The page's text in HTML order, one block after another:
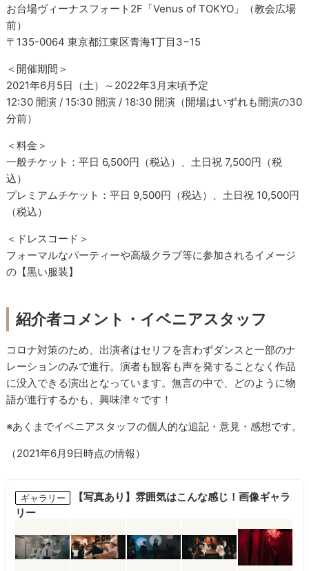
お台場ヴィーナスフォート2F「Venus of TOKYO」（教会広場
前）
〒135-0064 東京都江東区青海1丁目3−15
＜開催期間＞
2021年6月5日（土）～2022年3月末頃予定
12:30 開演 / 15:30 開演 / 18:30 開演（開場はいずれも開演の30
分前）
＜料金＞
一般チケット：平日 6,500円（税込）、土日祝 7,500円（税
込）
プレミアムチケット：平日 9,500円（税込）、土日祝 10,500円
（税込）
＜ドレスコード＞
フォーマルなパーティーや高級クラブ等に参加されるイメージ
の【黒い服装】
紹介者コメント・イベニアスタッフ
コロナ対策のため、出演者はセリフを言わずダンスと一部のナ
レーションのみで進行。演者も観客も声を発することなく作品
に没入できる演出となっています。無言の中で、どのように物
語が進行するかも、興味津々です！
※あくまでイベニアスタッフの個人的な追記・意見・感想です。
（2021年6月9日時点の情報）
ギャラリー
【写真あり】雰囲気はこんな感じ！画像ギャラ
リー